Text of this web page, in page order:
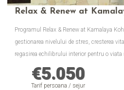
Relax & Renew at
Programul Relax & Renew at Kamalaya
gestionarea nivelului de stres, cresterea
regasirea echilibrului interior pentru o viata
€5.050
Tarif persoana / sejur